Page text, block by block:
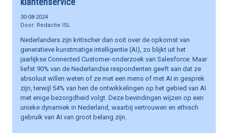
30-08-2024
Redactie ISL
Nederlanders zijn kritischer dan ooit over de opkomst van
generatieve kunstmatige intelligentie (AI), zo blijkt uit het
jaarlijkse Connected Customer-onderzoek van Salesforce. Maar
liefst 90% van de Nederlandse respondenten geeft aan dat ze
absoluut willen weten of ze met een mens of met AI in gesprek
zijn, terwijl 54% van hen de ontwikkelingen op het gebied van AI
met enige bezorgdheid volgt. Deze bevindingen wijzen op een
unieke dynamiek in Nederland, waarbij vertrouwen en ethisch
gebruik van AI van groot belang zijn.